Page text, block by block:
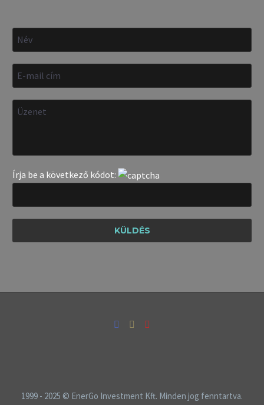
Írja be a következő kódot:
1999 - 2025 © EnerGo Investment Kft. Minden jog fenntartva.